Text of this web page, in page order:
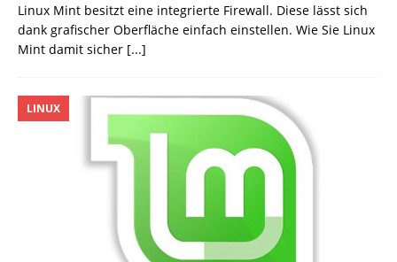
Linux Mint besitzt eine integrierte Firewall. Diese lässt sich
dank grafischer Oberfläche einfach einstellen. Wie Sie Linux
Mint damit sicher [...]
LINUX